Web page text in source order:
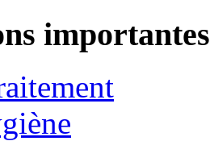
importantes